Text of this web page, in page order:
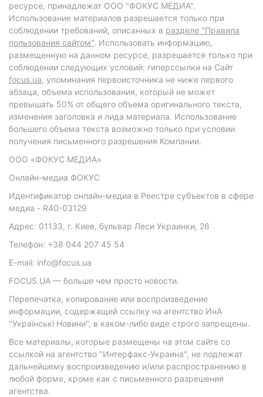
ресурсе, принадлежат ООО "ФОКУС МЕДИА".
Использование материалов разрешается только при
соблюдении требований, описанных в разделе "Правила
пользования сайтом". Использовать информацию,
размещенную на данном ресурсе, разрешается только при
соблюдении следующих условий: гиперссылки на Сайт
focus.ua, упоминания первоисточника не ниже первого
абзаца, объема использования, который не может
превышать 50% от общего объема оригинального текста,
изменения заголовка и лида материала. Использование
большего объема текста возможно только при условии
получения письменного разрешения Компании.
ООО «ФОКУС МЕДИА»
Онлайн-медиа ФОКУС
Идентификатор онлайн-медиа в Реестре субъектов в сфере
медиа - R40-03129
Адрес: 01133, г. Киев, бульвар Леси Украинки, 26
Телефон: +38 044 207 45 54
E-mail: info@focus.ua
FOCUS.UA — больше чем просто новости.
Перепечатка, копирование или воспроизведение
информации, содержащей ссылку на агентство ИнА
"Українські Новини", в каком-либо виде строго запрещены.
Все материалы, которые размещены на этом сайте со
ссылкой на агентство "Интерфакс-Украина", не подлежат
дальнейшему воспроизведению и/или распространению в
любой форме, кроме как с письменного разрешения
агентства.